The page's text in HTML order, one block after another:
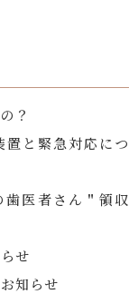
？
と緊急対応につ
歯医者さん＂領収
せ
知らせ